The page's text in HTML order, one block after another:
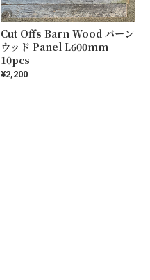
Cut Offs Barn Wood バーン
ウッド Panel L600mm
10pcs
¥2,200